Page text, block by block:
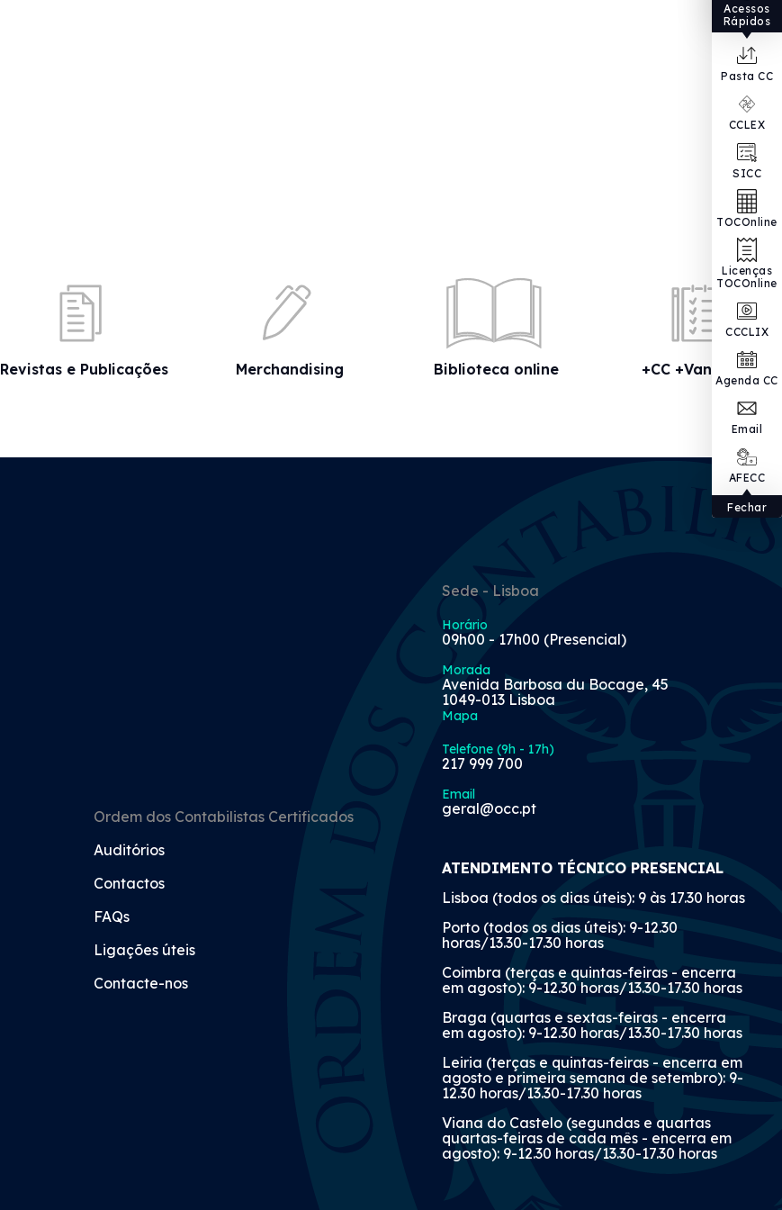
Acessos
Rápidos
Pasta CC
CCLEX
SICC
TOCOnline
Licenças
TOCOnline
CCCLIX
Agenda CC
Email
AFECC
Fechar
Revistas e Publicações Merchandising Biblioteca online +CC +Vantagens
Ordem dos Contabilistas Certificados
Auditórios
Contactos
FAQs
Ligações úteis
Contacte-nos
Sede - Lisboa
Horário
09h00 - 17h00 (Presencial)
Morada
Avenida Barbosa du Bocage, 45
1049-013 Lisboa
Mapa
Telefone (9h - 17h)
217 999 700
Email
geral@occ.pt
ATENDIMENTO TÉCNICO PRESENCIAL
Lisboa (todos os dias úteis): 9 às 17.30 horas
Porto (todos os dias úteis): 9-12.30
horas/13.30-17.30 horas
Coimbra (terças e quintas-feiras - encerra
em agosto): 9-12.30 horas/13.30-17.30 horas
Braga (quartas e sextas-feiras - encerra
em agosto): 9-12.30 horas/13.30-17.30 horas
Leiria (terças e quintas-feiras - encerra em
agosto e primeira semana de setembro): 9-
12.30 horas/13.30-17.30 horas
Viana do Castelo (segundas e quartas
quartas-feiras de cada mês - encerra em
agosto): 9-12.30 horas/13.30-17.30 horas